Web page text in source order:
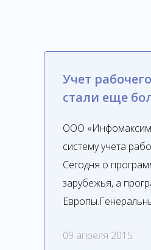
Учет
стали еще
ООО
систему учета
Сегодня о
зарубежья, а
09 апреля 2015